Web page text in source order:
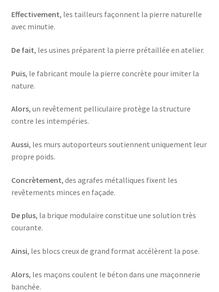
Effectivement, les tailleurs façonnent la pierre naturelle
avec minutie.
De fait, les usines préparent la pierre prétaillée en atelier.
Puis, le fabricant moule la pierre concrète pour imiter la
nature.
Alors, un revêtement pelliculaire protège la structure
contre les intempéries.
Aussi, les murs autoporteurs soutiennent uniquement leur
propre poids.
Concrètement, des agrafes métalliques fixent les
revêtements minces en façade.
De plus, la brique modulaire constitue une solution très
courante.
Ainsi, les blocs creux de grand format accélèrent la pose.
Alors, les maçons coulent le béton dans une maçonnerie
banchée.